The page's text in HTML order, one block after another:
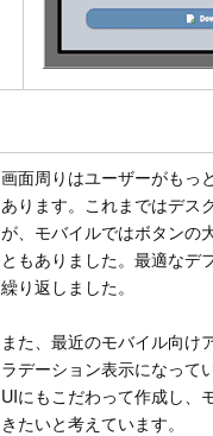
画面周りはユーザーがもっ
あります。これまではデス
が、モバイルではボタンの
ともありました。最適なデ
繰り返しました。
また、最近のモバイル向け
ラデーション表示になって
UIにもこだわって作成し、
きたいと考えています。